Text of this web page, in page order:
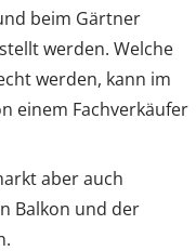
beim Gärtner
werden. Welche
werden, kann im
einem Fachverkäufer
aber auch
Balkon und der